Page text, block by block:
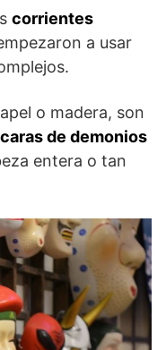
corrientes
a usar
o madera, son
de demonios
entera o tan